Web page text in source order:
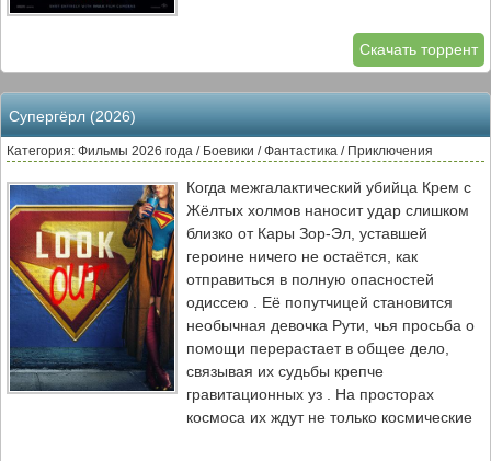
Его путешествие — это спуск в личный
ад. Он встретится с тенями погибших в
загробном мире, спасется от
гипнотизирующих сирен и столкнется с
ослепленного им. Надежду ему будет
дарить лишь образ верной жены
Пенелопы (Энн Хэтэуэй), которая в это
время ведет свою безмолвную войну за
трон Итаки с напористыми женихами .
Через грандиозные практические
эффекты, спешку богов и
инновационные IMAX-камеры Нолан
показывает, как воспоминание о доме
может быть единственным якорем в
мире, где рушатся все законы .
Скачать торрент
Супергёрл (2026)
Категория: Фильмы 2026 года / Боевики / Фантастика / Приключения
Когда межгалактический убийца Крем с
Жёлтых холмов наносит удар слишком
близко от Кары Зор-Эл, уставшей
героине ничего не остаётся, как
отправиться в полную опасностей
одиссею . Её попутчицей становится
необычная девочка Рути, чья просьба о
помощи перерастает в общее дело,
связывая их судьбы крепче
гравитационных уз . На просторах
космоса их ждут не только космические